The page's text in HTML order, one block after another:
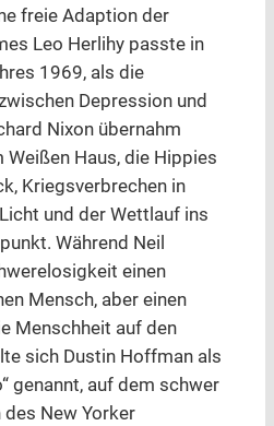
freie Adaption der
Leo Herlihy passte in
1969, als die
Depression und
Nixon übernahm
Haus, die Hippies
Kriegsverbrechen in
und der Wettlauf ins
Während Neil
einen
Mensch, aber einen
Menschheit auf den
sich Dustin Hoffman als
genannt, auf dem schwer
New Yorker